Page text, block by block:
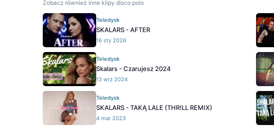
Zobacz również inne klipy disco polo
Teledysk
SKALARS - AFTER
16 sty 2026
Teledysk
Skalars - Czarujesz 2024
13 wrz 2024
Teledysk
SKALARS - TAKĄ LALE (THR!LL REMIX)
4 mar 2023